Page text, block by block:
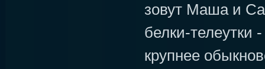
зовут Маша и
белки-телеутки
крупнее